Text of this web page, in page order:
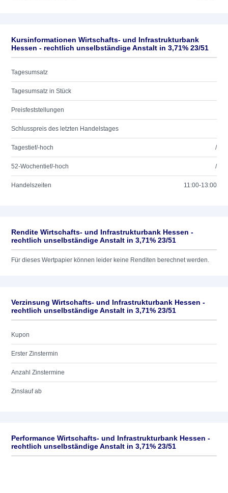
Kursinformationen Wirtschafts- und Infrastrukturbank
Hessen - rechtlich unselbständige Anstalt in 3,71% 23/51
Tagesumsatz
Tagesumsatz in Stück
Preisfeststellungen
Schlusspreis des letzten Handelstages
Tagestief/-hoch /
52-Wochentief/-hoch /
Handelszeiten 11:00-13:00
Rendite Wirtschafts- und Infrastrukturbank Hessen -
rechtlich unselbständige Anstalt in 3,71% 23/51
Für dieses Wertpapier können leider keine Renditen berechnet werden.
Verzinsung Wirtschafts- und Infrastrukturbank Hessen -
rechtlich unselbständige Anstalt in 3,71% 23/51
Kupon
Erster Zinstermin
Anzahl Zinstermine
Zinslauf ab
Performance Wirtschafts- und Infrastrukturbank Hessen -
rechtlich unselbständige Anstalt in 3,71% 23/51